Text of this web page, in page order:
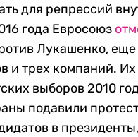
для репрессий
года Евросоюз
Лукашенко, еще
и трех компаний.
выборов 2010
подавили
в